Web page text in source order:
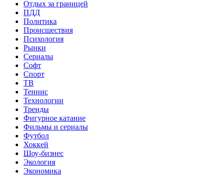
Отдых за границей
ПДД
Политика
Происшествия
Психология
Рынки
Сериалы
Софт
Спорт
ТВ
Теннис
Технологии
Тренды
Фигурное катание
Фильмы и сериалы
Футбол
Хоккей
Шоу-бизнес
Экология
Экономика